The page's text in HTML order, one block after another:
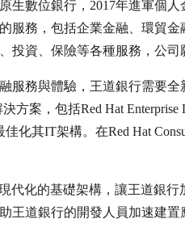
生數位銀行，2017年進軍個
服務，包括企業金融、環貿
投資、保險等各種服務，公司
服務與體驗，王道銀行需要
方案，包括Red Hat Enterprise
佳化其IT架構。在Red Hat
代化的基礎架構，讓王道銀行
王道銀行的開發人員加速建置